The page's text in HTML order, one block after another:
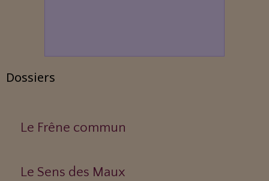
Dossiers
Le Frêne commun
Le Sens des Maux